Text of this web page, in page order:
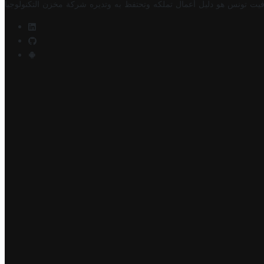
تونس هو دليل أعمال تملكه وتحتفظ به وتديره شركة مخزن التكنولوجيا